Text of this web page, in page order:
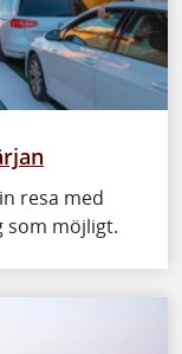
resa med
som möjligt.